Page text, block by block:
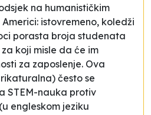
na humanističkim
istovremeno, koledži
porasta broja studenata
koji misle da će im
za zaposlenje. Ova
često se
STEM-nauka protiv
engleskom jeziku